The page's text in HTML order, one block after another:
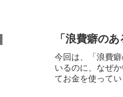
「浪費癖の
今回は、「浪費
いるのに、なぜ
てお金を使って